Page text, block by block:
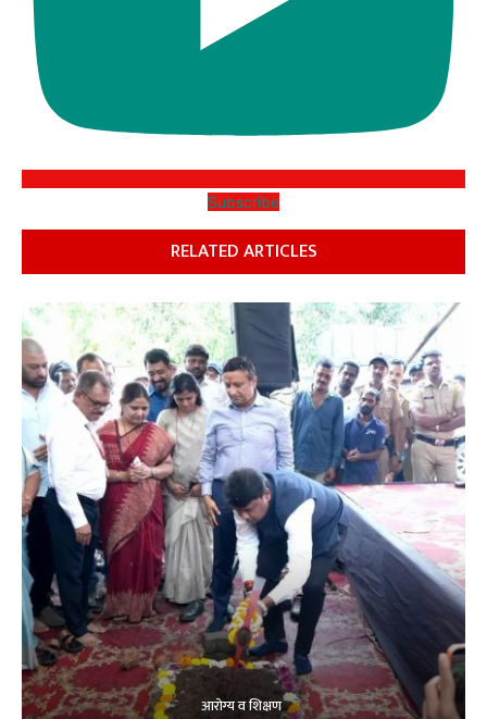
Subscribe
RELATED ARTICLES
आरोग्य व शिक्षण